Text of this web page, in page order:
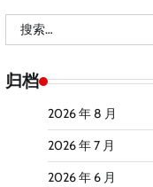
索：
归档
2026 年 8 月
2026 年 7 月
2026 年 6 月